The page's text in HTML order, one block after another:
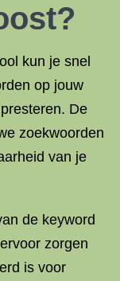
kun je snel
op jouw
De
zoekwoorden
van je
de keyword
zorgen
is voor